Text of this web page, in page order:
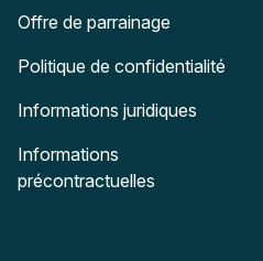
Offre de parrainage
Politique de confidentialité
Informations juridiques
Informations
précontractuelles